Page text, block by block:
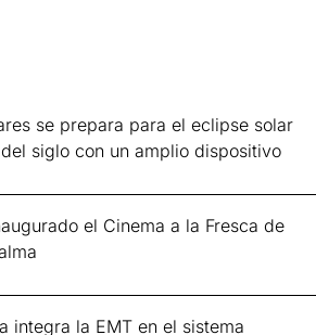
se prepara para el eclipse solar
siglo con un amplio dispositivo
el Cinema a la Fresca de
integra la EMT en el sistema